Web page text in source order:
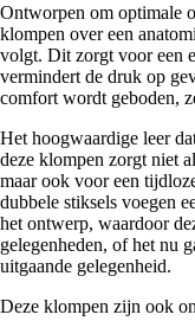
Ontworpen om optimale
klompen over een
volgt. Dit zorgt voor een
vermindert de druk op
comfort wordt geboden,
Het hoogwaardige leer
deze klompen zorgt niet
maar ook voor een
dubbele stiksels voegen
het ontwerp, waardoor
gelegenheden, of het nu
uitgaande gelegenheid.
Deze klompen zijn ook